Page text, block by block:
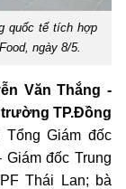
quốc tế tích hợp
ngày 8/5.
Văn Thắng -
trường TP.Đồng
Tổng Giám đốc
Giám đốc Trung
Thái Lan; bà